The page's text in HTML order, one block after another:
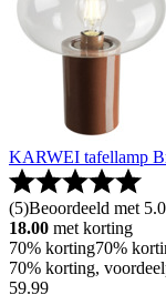
KARWEI tafellamp
(5)Beoordeeld met
18.00 met korting
70% korting70%
70% korting,
59.99